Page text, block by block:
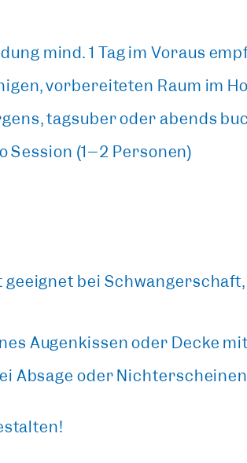
mind. 1 Tag im Voraus
vorbereiteten Raum im
tagsüber oder abends
Session (1–2 Personen)
bei
Augenkissen oder Decke
Absage oder